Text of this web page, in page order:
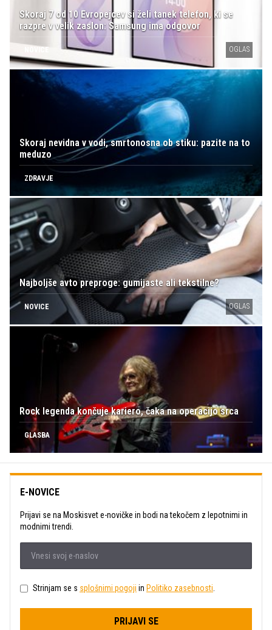
Skoraj 7 od 10 Evropejcev si želi tanek telefon, ki se
razpre v velik zaslon: Samsung ima odgovor
NOVICE OGLAS
Skoraj nevidna v vodi, smrtonosna ob stiku: pazite na to
meduzo
ZDRAVJE
Najboljše avto preproge: gumijaste ali tekstilne?
NOVICE OGLAS
Rock legenda končuje kariero, čaka na operacijo srca
GLASBA
E-NOVICE
Prijavi se na Moskisvet e-novičke in bodi na tekočem z lepotnimi in
modnimi trendi.
Strinjam se s splošnimi pogoji in Politiko zasebnosti.
PRIJAVI SE